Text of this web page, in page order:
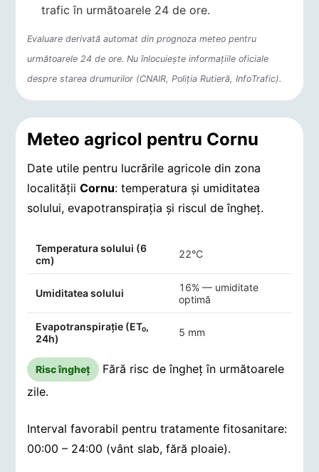
trafic în următoarele 24 de ore.
Evaluare derivată automat din prognoza meteo pentru
următoarele 24 de ore. Nu înlocuiește informațiile oficiale
despre starea drumurilor (CNAIR, Poliția Rutieră, InfoTrafic).
Meteo agricol pentru Cornu
Date utile pentru lucrările agricole din zona
localitățiiCornu: temperatura și umiditatea
solului, evapotranspirația și riscul de îngheț.
Temperatura solului (6
cm)
22°C
Umiditatea solului
16% — umiditate
optimă
Evapotranspirație (ET₀,
24h)
5 mm
Risc îngheț
Fără risc de îngheț în următoarele
zile.
Interval favorabil pentru tratamente fitosanitare:
00:00 – 24:00 (vânt slab, fără ploaie).